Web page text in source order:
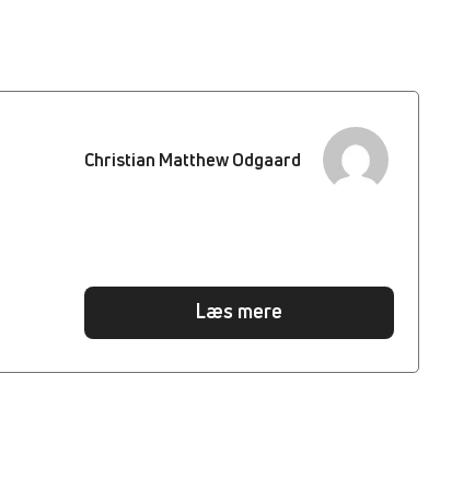
Christian Matthew Odgaard
Læs mere